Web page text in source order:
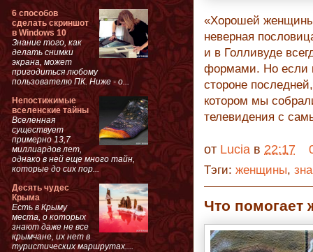
«Хорошей
неверная
и в Голливуде
формами. Но если
стороне
котором мы
телевидения с
от Lucia в 22:17
Тэги: женщины,
Что помогает
6 способов
сделать скриншот
в Windows 10
Знание того, как
делать снимки
экрана, может
пригодиться любому
пользователю ПК. Ниже - о...
Непостижимые
вселенские тайны
Вселенная
существует
примерно 13,7
миллиардов лет,
однако в ней еще много тайн,
которые до сих пор...
Десять чудес
Крыма
Есть в Крыму
места, о которых
знают даже не все
крымчане, их нет в
туристических маршрутах....